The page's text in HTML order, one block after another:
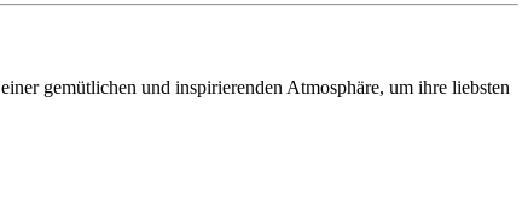
gemütlichen und inspirierenden Atmosphäre, um ihre liebsten